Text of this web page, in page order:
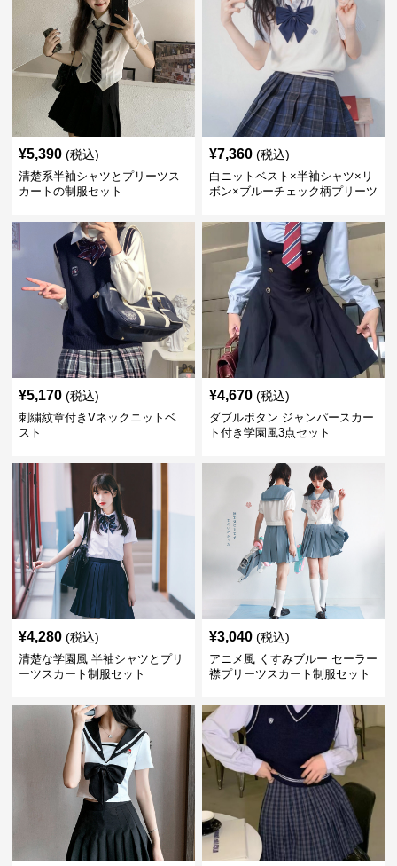
¥5,390 (税込)
清楚系半袖シャツとプリーツス
カートの制服セット
¥7,360 (税込)
白ニットベスト×半袖シャツ×リ
ボン×ブルーチェック柄プリーツ
¥5,170 (税込)
刺繍紋章付きVネックニットベ
スト
¥4,670 (税込)
ダブルボタン ジャンパースカー
ト付き学園風3点セット
¥4,280 (税込)
清楚な学園風 半袖シャツとプリ
ーツスカート制服セット
¥3,040 (税込)
アニメ風 くすみブルー セーラー
襟プリーツスカート制服セット